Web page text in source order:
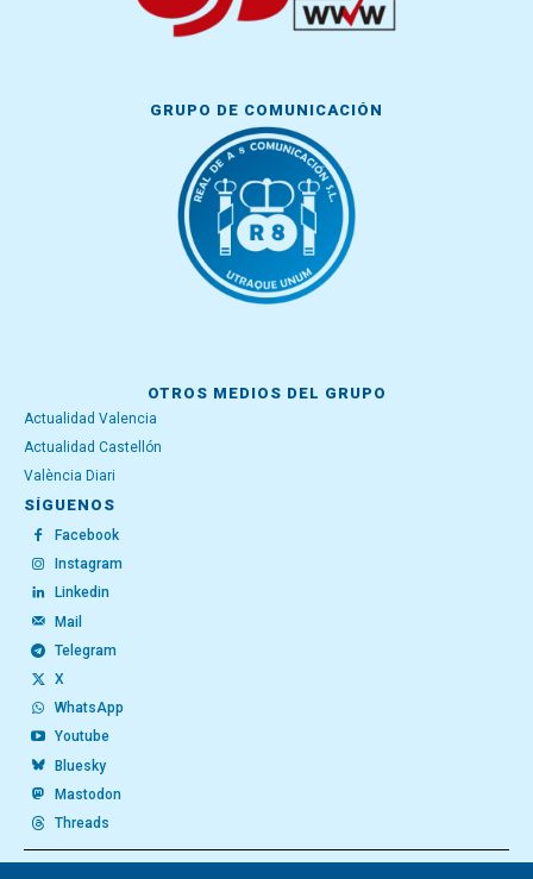
GRUPO DE COMUNICACIÓN
OTROS MEDIOS DEL GRUPO
Actualidad Valencia
Actualidad Castellón
València Diari
SÍGUENOS
Facebook
Instagram
Linkedin
Mail
Telegram
X
WhatsApp
Youtube
Bluesky
Mastodon
Threads